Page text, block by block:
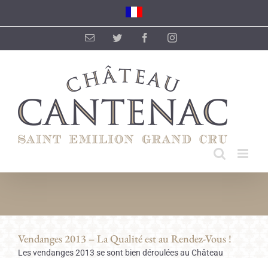
Email Twitter FacebookInstagram
Vendanges 2013 – La Qualité est au Rendez-Vous !
Les vendanges 2013 se sont bien déroulées au Château